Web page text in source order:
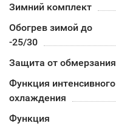
Зимний комплект
Обогрев зимой до
-25/30
Защита от обмерзания
Функция интенсивного
охлаждения
Функция